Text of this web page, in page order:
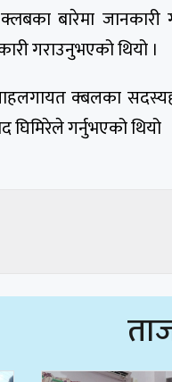
बारेमा
गराउनुभएको थियो ।
क्बलका
घिमिरेले गर्नुभएको थियो